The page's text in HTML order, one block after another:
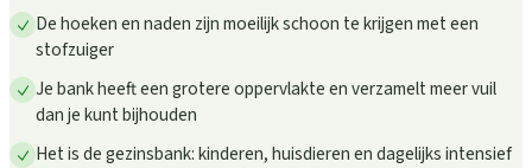
De hoeken en naden zijn moeilijk schoon te krijgen met een
stofzuiger
Je bank heeft een grotere oppervlakte en verzamelt meer vuil
dan je kunt bijhouden
Het is de gezinsbank: kinderen, huisdieren en dagelijks intensief